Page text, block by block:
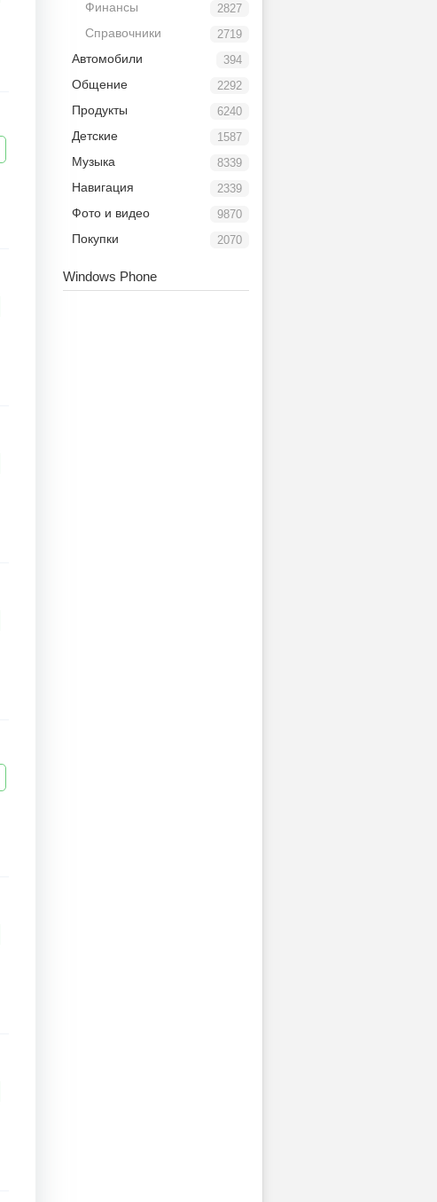
2827
Финансы
2719
Справочники
394
Автомобили
2292
Общение
6240
Продукты
1587
Детские
8339
Музыка
2339
Навигация
9870
Фото и видео
2070
Покупки
Windows Phone